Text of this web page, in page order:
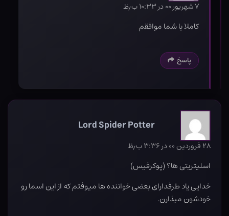
۷ شهریور ۰۰ در ۱۰:۳۳ ب٫ظ
کاملا با شما موافقم
پاسخ
Lord Spider Potter
۲۸ فروردین ۰۰ در ۳:۳۶ ب٫ظ
اسلیتریتی ها؟ (پوکرفیس)
خدایی یاد طرفدارای بعضی خواننده ها میوفتم که از این اسما رو
خودشون میذارن.